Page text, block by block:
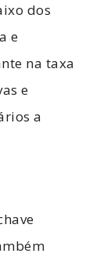
dos
e
na taxa
e
a